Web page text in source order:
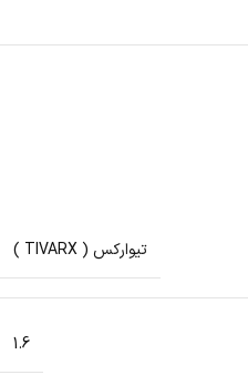
تیوارکس ( TIVARX )
1.6